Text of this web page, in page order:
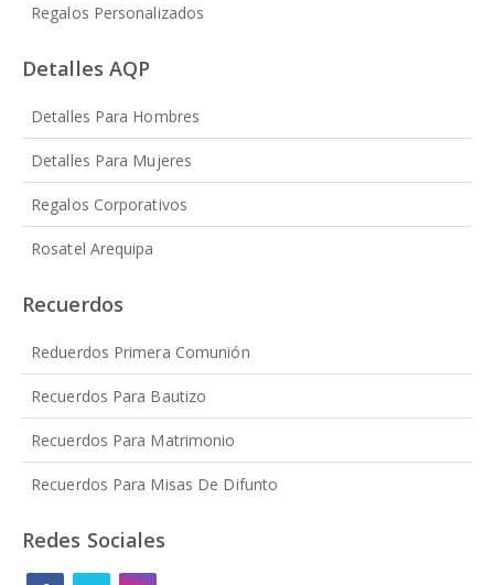
Regalos Personalizados
Detalles AQP
Detalles Para Hombres
Detalles Para Mujeres
Regalos Corporativos
Rosatel Arequipa
Recuerdos
Reduerdos Primera Comunión
Recuerdos Para Bautizo
Recuerdos Para Matrimonio
Recuerdos Para Misas De Difunto
Redes Sociales